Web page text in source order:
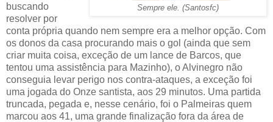
Sempre ele. (Santosfc)
buscando
resolver por
conta própria quando nem sempre era a melhor opção. Com
os donos da casa procurando mais o gol (ainda que sem
criar muita coisa, exceção de um lance de Barcos, que
tentou uma assistência para Mazinho), o Alvinegro não
conseguia levar perigo nos contra-ataques, a exceção foi
uma jogada do Onze santista, aos 29 minutos. Uma partida
truncada, pegada e, nesse cenário, foi o Palmeiras quem
marcou aos 41, uma grande finalização fora da área de